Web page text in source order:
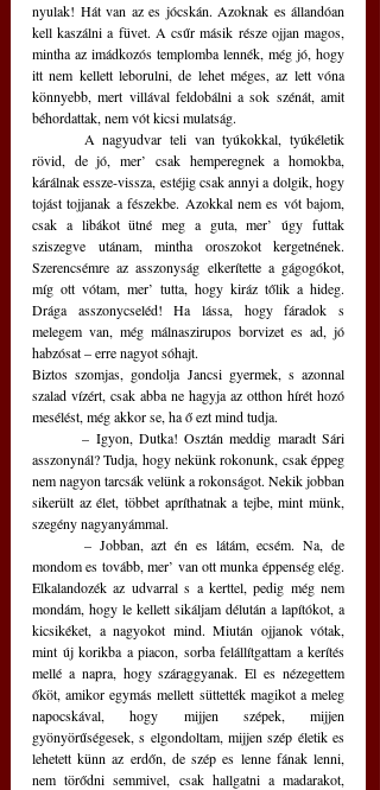
nyulak! Hát van az es jócskán. Azoknak es állandóan
kell kaszálni a füvet. A csűr másik része ojjan magos,
mintha az imádkozós templomba lennék, még jó, hogy
itt nem kellett leborulni, de lehet méges, az lett vóna
könnyebb, mert villával feldobálni a sok szénát, amit
béhordattak, nem vót kicsi mulatság.
rövid, de jó, mer’ csak hemperegnek a homokba,
kárálnak essze-vissza, estéjig csak annyi a dolgik, hogy
tojást tojjanak a fészekbe. Azokkal nem es vót bajom,
csak a libákot ütné meg a guta, mer’ úgy futtak
sziszegve utánam, mintha oroszokot kergetnének.
Szerencsémre az asszonyság elkerítette a gágogókot,
míg ott vótam, mer’ tutta, hogy kiráz tőlik a hideg.
Drága asszonycseléd! Ha lássa, hogy fáradok s
melegem van, még málnaszirupos borvizet es ad, jó
habzósat – erre nagyot sóhajt.
Biztos szomjas, gondolja Jancsi gyermek, s azonnal
szalad vízért, csak abba ne hagyja az otthon hírét hozó
mesélést, még akkor se, ha ő ezt mind tudja.
	– Igyon, Dutka! Osztán meddig maradt Sári
asszonynál? Tudja, hogy nekünk rokonunk, csak éppeg
nem nagyon tarcsák velünk a rokonságot. Nekik jobban
sikerült az élet, többet apríthatnak a tejbe, mint münk,
szegény nagyanyámmal.
mondom es tovább, mer’ van ott munka éppenség elég.
Elkalandozék az udvarral s a kerttel, pedig még nem
mondám, hogy le kellett sikáljam délután a lapítókot, a
kicsikéket, a nagyokot mind. Miután ojjanok vótak,
mint új korikba a piacon, sorba felállítgattam a kerítés
mellé a napra, hogy száraggyanak. El es nézegettem
őköt, amikor egymás mellett süttették magikot a meleg
napocskával, hogy mijjen szépek, mijjen
gyönyörűségesek, s elgondoltam, mijjen szép életik es
lehetett künn az erdőn, de szép es lenne fának lenni,
nem törődni semmivel, csak hallgatni a madarakot,